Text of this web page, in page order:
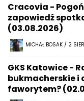
Cracovia -
zapowiedź
(03.08.2026)
MICHAŁ BOSAK / 2
GKS Katowice -
bukmacherskie i
faworytem?